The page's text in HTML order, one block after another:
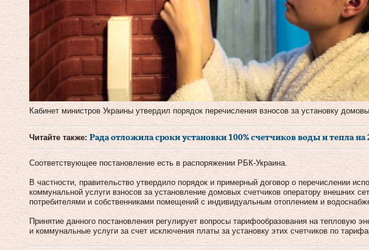
Кабинет министров Украины утвердил порядок перечисления взносов за установку
Читайте также: Рада отложила сроки установки 100% счетчиков воды и тепла на
Соответствующее постановление есть в распоряжении РБК-Украина.
В частности, правительство утвердило порядок и примерный договор о перечислении
коммунальной услуги взносов за установление домовых счетчиков оператору внешних
потребителями и собственниками помещений с индивидуальным отоплением и
Принятие данного постановления регулирует вопросы тарифообразования на тепловую
и коммунальные услуги за счет исключения платы за установку этих счетчиков по